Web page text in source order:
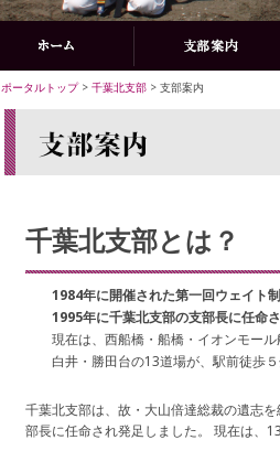
ポータルトップ> 千葉北支部 > 支部案内
千葉北支部とは？
1984年に開催された第一回ウェイト
1995年に千葉北支部の支部長に任命
現在は、西船橋・船橋・イオンモー
白井・勝田台の13道場が、駅前徒歩
千葉北支部は、故・大山倍達総裁の遺志
部長に任命され発足しました。 現在は、